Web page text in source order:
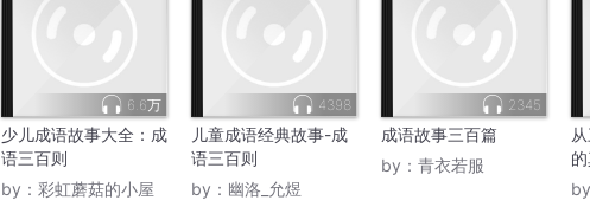
6.6万
少儿成语故事大全：成
语三百则
by： 彩虹蘑菇的小屋
4398
儿童成语经典故事-成
语三百则
by： 幽洛_允煜
2345
成语故事三百篇
by： 青衣若服